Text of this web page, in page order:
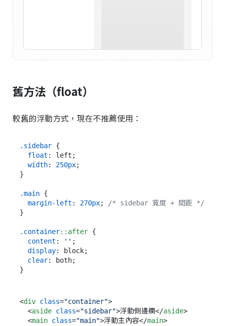
舊方法（float）
較舊的浮動方式，現在不推薦使用：
.sidebar {
float : left;
width: 250px;
}
.main {
margin-left : 270px;
/* sidebar 寬度 + 間距 */
}
.container::after {
content : '' ;
display: block;
clear: both;
<div class="container">
<aside class="sidebar">浮動側邊欄</aside>
<main class="main">浮動主內容</main>